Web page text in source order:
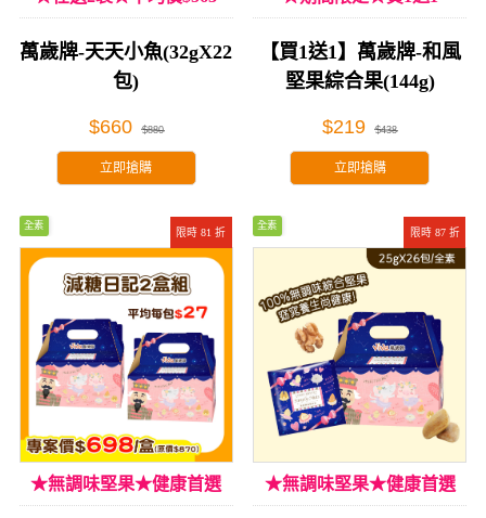
萬歲牌-天天小魚(32gX22
包)
$660 $880
立即搶購
【買1送1】萬歲牌-和風
堅果綜合果(144g)
$219 $438
立即搶購
限時 81 折
全素
★無調味堅果★健康首選
限時 87 折
全素
★無調味堅果★健康首選